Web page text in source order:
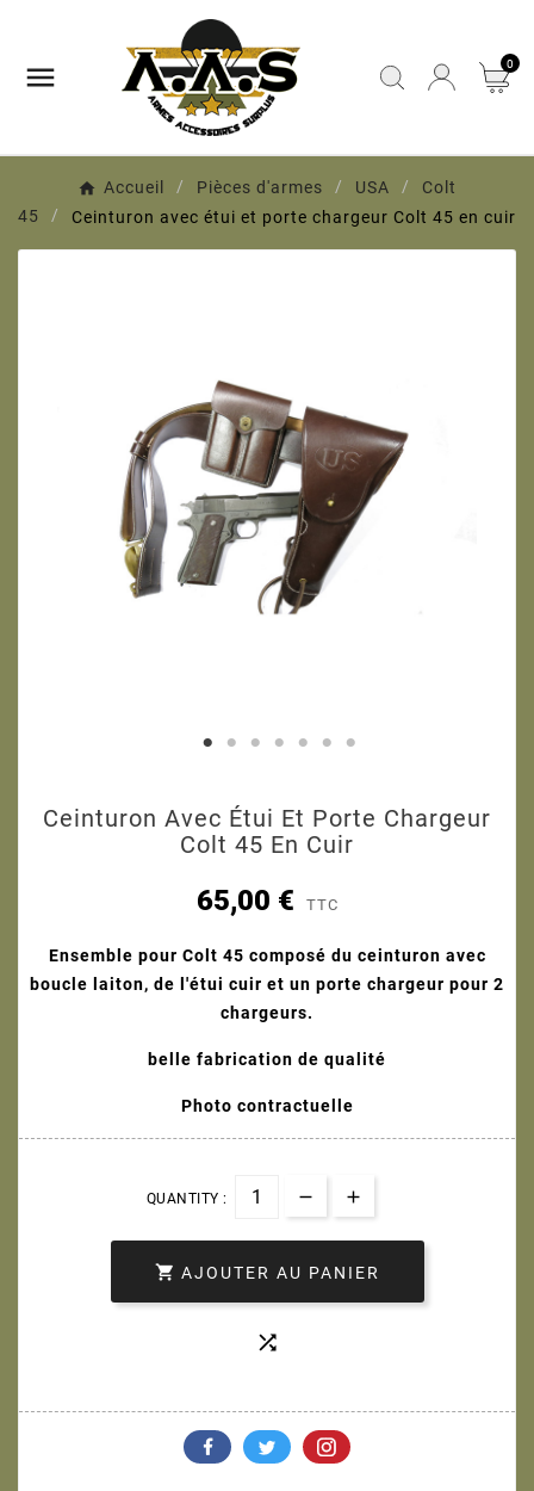
 0
Accueil Pièces d'armes USA
Colt
45
Ceinturon avec étui et porte chargeur Colt 45 en cuir
Ceinturon Avec Étui Et Porte Chargeur
Colt 45 En Cuir
65,00 € TTC
Ensemble pour Colt 45 composé du ceinturon avec
boucle laiton, de l'étui cuir et un porte chargeur pour 2
chargeurs.
belle fabrication de qualité
Photo contractuelle
QUANTITY :
 AJOUTER AU PANIER
